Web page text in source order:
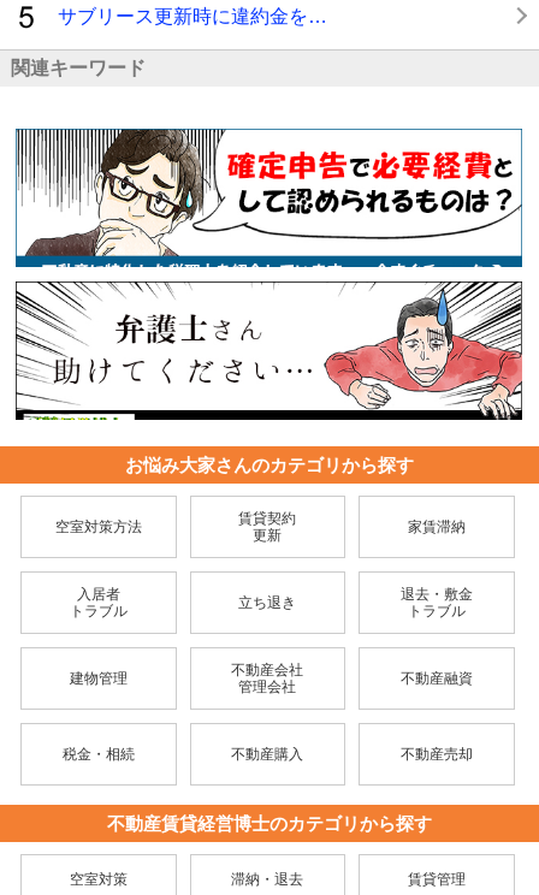
サブリース更新時に違約金を…
関連キーワード
お悩み大家さんのカテゴリから探す
空室対策方法
賃貸契約
更新
家賃滞納
入居者
トラブル
立ち退き
退去・敷金
トラブル
建物管理
不動産会社
管理会社
不動産融資
税金・相続 不動産購入 不動産売却
不動産賃貸経営博士のカテゴリから探す
空室対策 滞納・退去 賃貸管理